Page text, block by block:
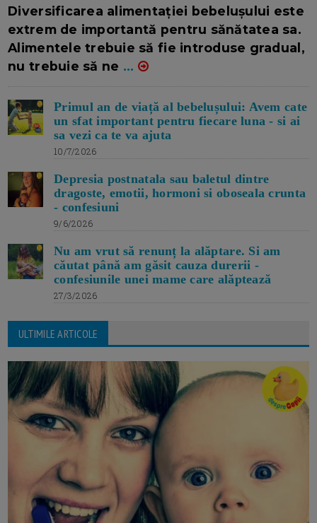
Diversificarea alimentației bebelușului este
extrem de importantă pentru sănătatea sa.
Alimentele trebuie să fie introduse gradual,
nu trebuie să ne ...
Primul an de viață al bebelușului: Avem cate
un sfat important pentru fiecare luna - si ai
sa vezi ca te va ajuta
10/7/2026
Depresia postnatala sau baletul dintre
dragoste, emotii, hormoni si oboseala crunta
- confesiuni
9/6/2026
Nu am vrut să renunț la alăptare. Si am
căutat până am găsit cauza durerii -
confesiunile unei mame care alăptează
27/3/2026
ULTIMILE ARTICOLE